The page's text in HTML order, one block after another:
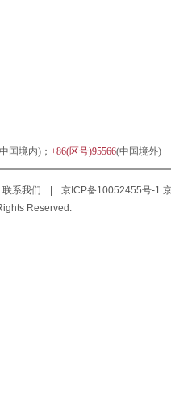
国境内)； +86(区号)95566(中国境外)
联系我们 京ICP备10052455号-1
Reserved.